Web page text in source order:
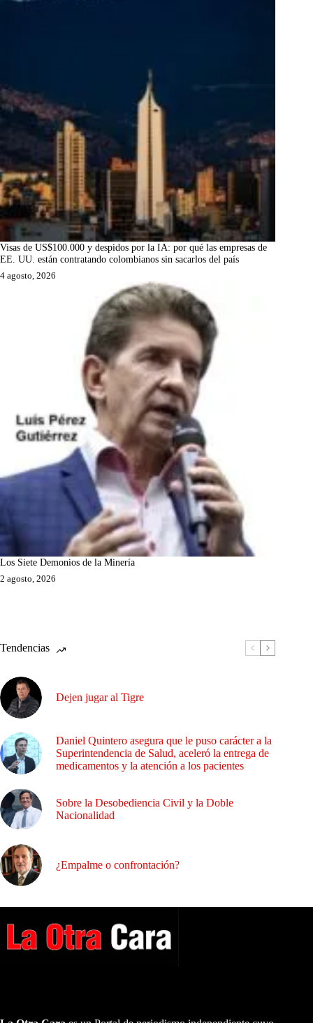
Visas de US$100.000 y despidos por la IA: por qué las empresas de
EE. UU. están contratando colombianos sin sacarlos del país
4 agosto, 2026
Los Siete Demonios de la Minería
2 agosto, 2026
Tendencias
Dejen jugar al Tigre
Daniel Quintero asegura que le puso carácter a la
Superintendencia de Salud, aceleró la entrega de
medicamentos y la atención a los pacientes
Sobre la Desobediencia Civil y la Doble
Nacionalidad
¿Empalme o confrontación?